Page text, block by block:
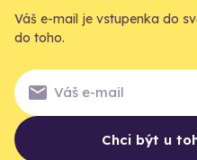
Váš e-mail je vstupenka do
do toho.
Chci být u